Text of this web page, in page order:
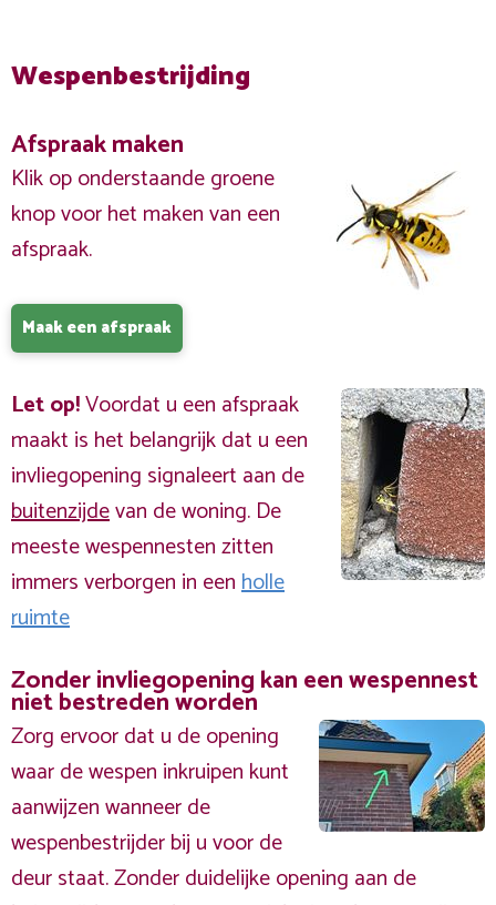
Wespenbestrijding
Afspraak maken
Klik op onderstaande groene
knop voor het maken van een
afspraak.
Maak een afspraak
Let op!Voordat u een afspraak
maakt is het belangrijk dat u een
invliegopening signaleert aan de
buitenzijdevan de woning. De
meeste wespennesten zitten
immers verborgen in eenholle
ruimte
Zonder invliegopening kan een wespennest
niet bestreden worden
Zorg ervoor dat u de opening
waar de wespen inkruipen kunt
aanwijzen wanneer de
wespenbestrijder bij u voor de
deur staat. Zonder duidelijke opening aan de